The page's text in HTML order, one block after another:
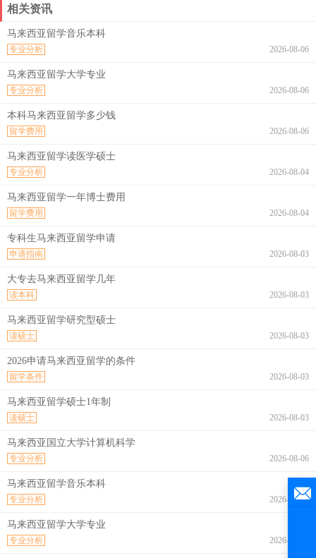
相关资讯
马来西亚留学音乐本科
2026-08-06
专业分析
马来西亚留学大学专业
2026-08-06
专业分析
本科马来西亚留学多少钱
2026-08-06
留学费用
马来西亚留学读医学硕士
2026-08-04
专业分析
马来西亚留学一年博士费用
2026-08-04
留学费用
专科生马来西亚留学申请
2026-08-03
申请指南
大专去马来西亚留学几年
2026-08-03
读本科
马来西亚留学研究型硕士
2026-08-03
读硕士
2026申请马来西亚留学的条件
2026-08-03
留学条件
马来西亚留学硕士1年制
2026-08-03
读硕士
马来西亚国立大学计算机科学
2026-08-06
专业分析
马来西亚留学音乐本科
2026-08-06
专业分析
马来西亚留学大学专业
2026-08-06
专业分析